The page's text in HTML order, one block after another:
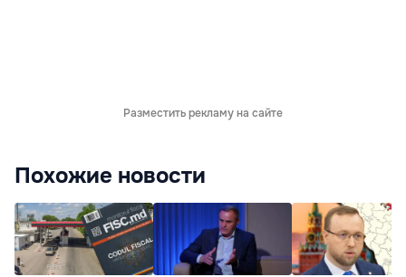
Разместить рекламу на сайте
Похожие новости